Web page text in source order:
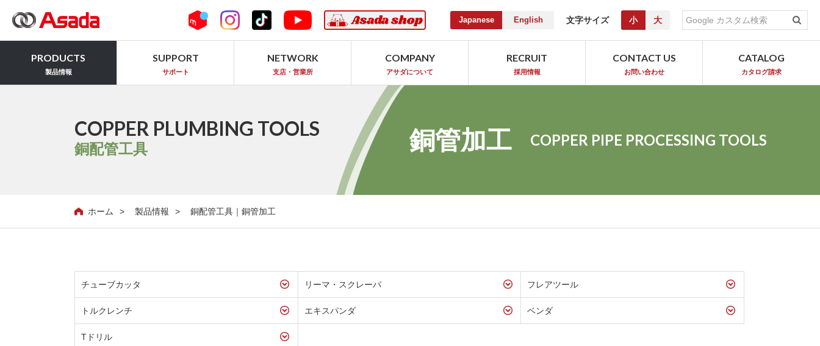
Japanese English 文字サイズ 小 大
PRODUCTS
製品情報
SUPPORT
サポート
NETWORK
支店・営業所
COMPANY
アサダについて
RECRUIT
採用情報
CONTACT US
お問い合わせ
CATALOG
カタログ請求
COPPER PLUMBING TOOLS
銅配管工具 銅管加工 COPPER PIPE PROCESSING TOOLS
ホーム 製品情報 銅配管工具｜銅管加工
チューブカッタ リーマ・スクレーパ フレアツール
トルクレンチ エキスパンダ ベンダ
Tドリル